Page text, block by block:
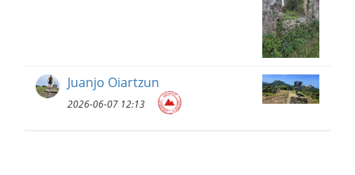
Juanjo Oiartzun
2026-06-07 12:13